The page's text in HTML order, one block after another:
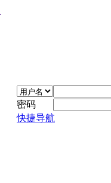
密码
快捷导航